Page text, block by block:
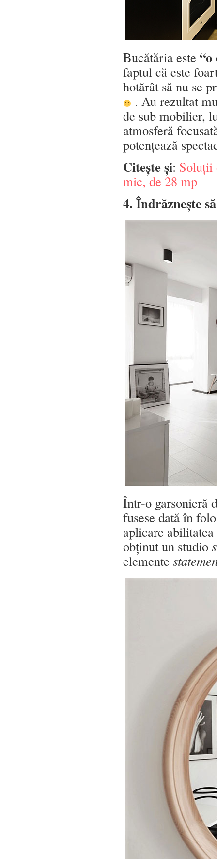
Bucătăria este
faptul că este
hotărât să nu se
. Au rezultat
de sub mobilier,
atmosferă
potențează
Citește și: Soluții
mic, de 28 mp
4. Îndrăznește
Într-o garsonieră
fusese dată în
aplicare
obținut un studio
elemente